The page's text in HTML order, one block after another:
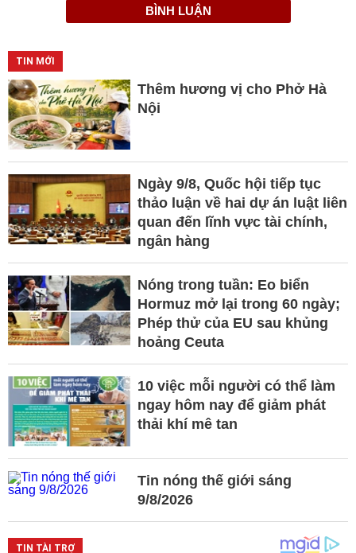
BÌNH LUẬN
TIN MỚI
Thêm hương vị cho Phở Hà
Nội
Ngày 9/8, Quốc hội tiếp tục
thảo luận về hai dự án luật liên
quan đến lĩnh vực tài chính,
ngân hàng
Nóng trong tuần: Eo biển
Hormuz mở lại trong 60 ngày;
Phép thử của EU sau khủng
hoảng Ceuta
10 việc mỗi người có thể làm
ngay hôm nay để giảm phát
thải khí mê tan
Tin nóng thế giới sáng
9/8/2026